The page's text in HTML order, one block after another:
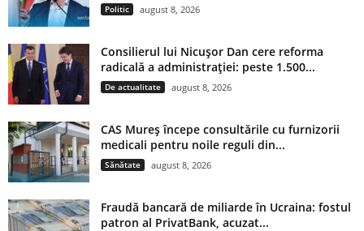
Politic august 8, 2026
Consilierul lui Nicușor Dan cere reforma
radicală a administrației: peste 1.500...
De actualitate august 8, 2026
CAS Mureș începe consultările cu furnizorii
medicali pentru noile reguli din...
Sănătate august 8, 2026
Fraudă bancară de miliarde în Ucraina: fostul
patron al PrivatBank, acuzat...